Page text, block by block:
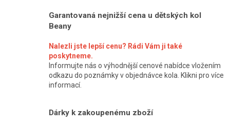
Garantovaná nejnižší cena u dětských kol
Beany
Nalezli jste lepší cenu? Rádi Vám ji také
poskytneme.
Informujte nás o výhodnější cenové nabídce vložením
odkazu do poznámky v objednávce kola. Klikni pro více
informací.
Dárky k zakoupenému zboží